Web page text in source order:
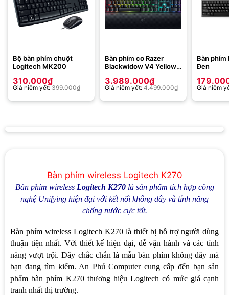
Bộ bàn phím chuột
Logitech MK200
310.000₫
Giá niêm yết:399.000₫
Bàn phím cơ Razer
Blackwidow V4 Yellow
3.989.000₫
Giá niêm yết: 4.499.000₫
Bàn phím
Đen
Giá niêm
Bàn phím wireless Logitech K270
Bàn phím wireless Logitech K270là sản phẩm tích hợp công
nghệ Unifying hiện đại với kết nối không dây và tính năng
chống nước cực tốt.
Bàn phím wireless Logitech K270 là thiết bị hỗ trợ người dùng
thuận tiện nhất. Với thiết kế hiện đại, dễ vận hành và các tính
năng vượt trội. Đây chắc chắn là mẫu bàn phím không dây mà
bạn đang tìm kiếm. An Phú Computer cung cấp đến bạn sản
phẩm bàn phím K270 thương hiệu Logitech có mức giá cạnh
tranh nhất thị trường.